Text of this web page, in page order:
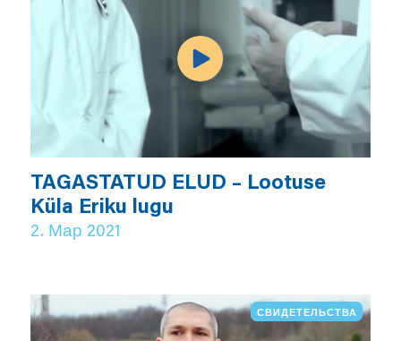
TAGASTATUD ELUD – Lootuse
Küla Eriku lugu
2. Мар 2021
СВИДЕТЕЛЬСТВА